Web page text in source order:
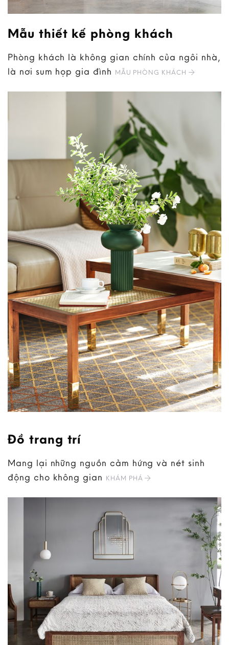
Mẫu thiết kế phòng khách
Phòng khách là không gian chính của ngôi nhà,
là nơi sum họp gia đình MẪU PHÒNG KHÁCH
Đồ trang trí
Mang lại những nguồn cảm hứng và nét sinh
động cho không gian KHÁM PHÁ